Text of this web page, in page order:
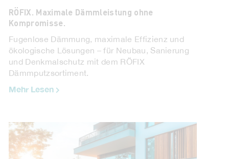
RÖFIX. Maximale Dämmleistung ohne
Kompromisse.
Fugenlose Dämmung, maximale Effizienz und
ökologische Lösungen – für Neubau, Sanierung
und Denkmalschutz mit dem RÖFIX
Dämmputzsortiment.
Mehr Lesen